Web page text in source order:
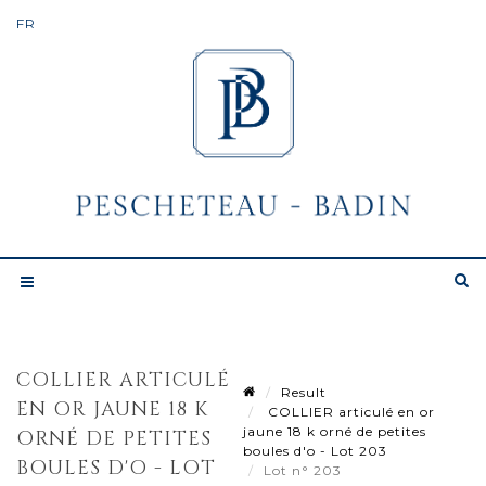
COLLIER ARTICULÉ
EN OR JAUNE 18 K
ORNÉ DE PETITES
BOULES D'O - LOT
Result
COLLIER articulé en or
jaune 18 k orné de petites
boules d'o - Lot 203
Lot n° 203